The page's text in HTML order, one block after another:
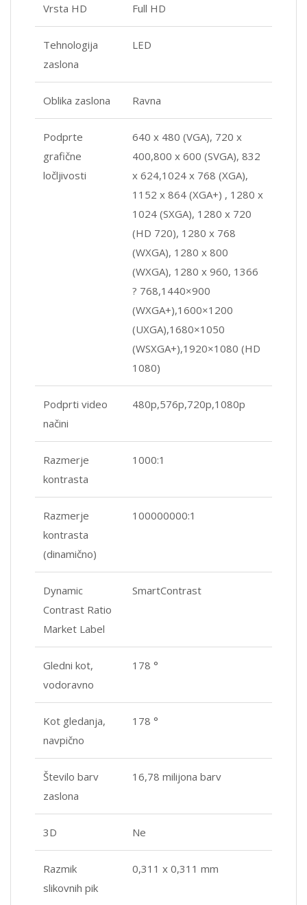
Vrsta HD Full HD
Tehnologija
zaslona
LED
Oblika zaslona Ravna
Podprte
grafične
ločljivosti
640 x 480 (VGA), 720 x
400,800 x 600 (SVGA), 832
x 624,1024 x 768 (XGA),
1152 x 864 (XGA+) , 1280 x
1024 (SXGA), 1280 x 720
(HD 720), 1280 x 768
(WXGA), 1280 x 800
(WXGA), 1280 x 960, 1366
? 768,1440×900
(WXGA+),1600×1200
(UXGA),1680×1050
(WSXGA+),1920×1080 (HD
1080)
Podprti video
načini
480p,576p,720p,1080p
Razmerje
kontrasta
1000:1
Razmerje
kontrasta
(dinamično)
100000000:1
Dynamic
Contrast Ratio
Market Label
SmartContrast
Gledni kot,
vodoravno
178 °
Kot gledanja,
navpično
178 °
Število barv
zaslona
16,78 milijona barv
3D Ne
Razmik
slikovnih pik
0,311 x 0,311 mm